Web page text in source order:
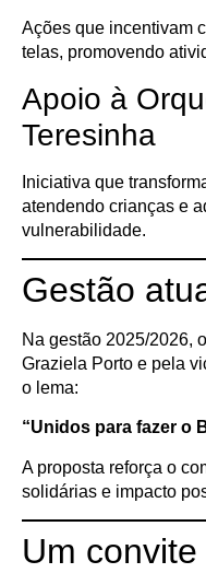
Ações que incentivam
telas, promovendo
Apoio à
Teresinha
Iniciativa que
atendendo crianças e
vulnerabilidade.
Gestão
Na gestão 2025/2026,
Graziela Porto e pela
o lema:
“Unidos para fazer o
A proposta reforça o
solidárias e impacto
Um